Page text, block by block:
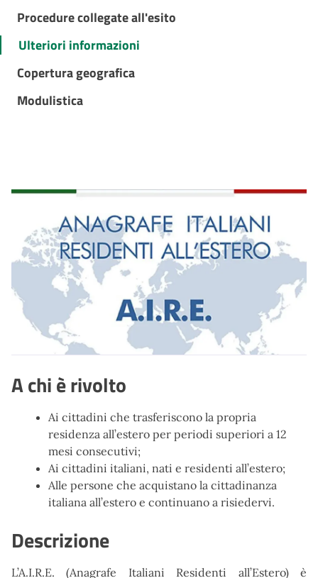
Procedure collegate all'esito
Ulteriori informazioni
Copertura geografica
Modulistica
A chi è rivolto
Ai cittadini che trasferiscono la propria
residenza all’estero per periodi superiori a 12
mesi consecutivi;
Ai cittadini italiani, nati e residenti all’estero;
Alle persone che acquistano la cittadinanza
italiana all’estero e continuano a risiedervi.
Descrizione
L’A.I.R.E. (Anagrafe Italiani Residenti all’Estero) è